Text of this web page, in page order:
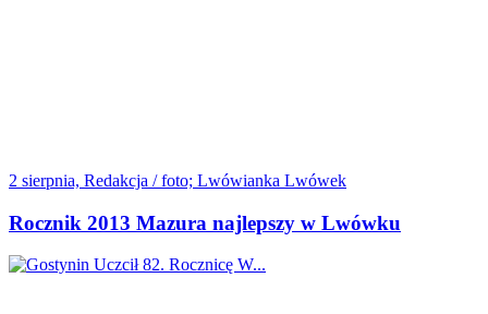
2 sierpnia, Redakcja / foto; Lwówianka Lwówek
Rocznik 2013 Mazura najlepszy w Lwówku